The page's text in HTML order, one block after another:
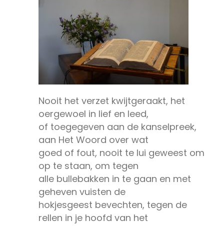
Nooit het verzet kwijtgeraakt, het
oergewoel in lief en leed,
of toegegeven aan de kanselpreek,
aan Het Woord over wat
goed of fout, nooit te lui geweest om
op te staan, om tegen
alle bullebakken in te gaan en met
geheven vuisten de
hokjesgeest bevechten, tegen de
rellen in je hoofd van het